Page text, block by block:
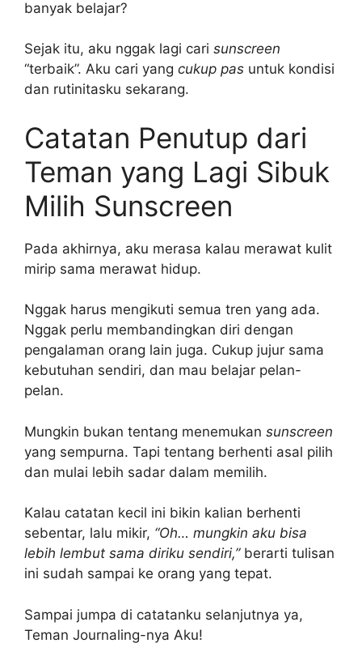
banyak belajar?
Sejak itu, aku nggak lagi cari sunscreen
“terbaik”. Aku cari yang cukup pas untuk kondisi
dan rutinitasku sekarang.
Catatan Penutup dari
Teman yang Lagi Sibuk
Milih Sunscreen
Pada akhirnya, aku merasa kalau merawat kulit
mirip sama merawat hidup.
Nggak harus mengikuti semua tren yang ada.
Nggak perlu membandingkan diri dengan
pengalaman orang lain juga. Cukup jujur sama
kebutuhan sendiri, dan mau belajar pelan-
pelan.
Mungkin bukan tentang menemukan sunscreen
yang sempurna. Tapi tentang berhenti asal pilih
dan mulai lebih sadar dalam memilih.
Kalau catatan kecil ini bikin kalian berhenti
sebentar, lalu mikir, “Oh… mungkin aku bisa
lebih lembut sama diriku sendiri,” berarti tulisan
ini sudah sampai ke orang yang tepat.
Sampai jumpa di catatanku selanjutnya ya,
Teman Journaling-nya Aku!